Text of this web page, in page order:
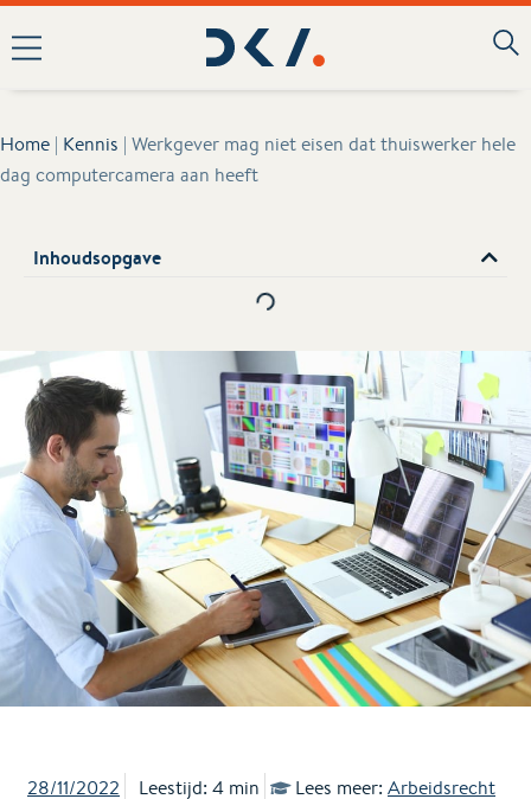
Home | Kennis | Werkgever mag niet eisen dat thuiswerker hele
dag computercamera aan heeft
Inhoudsopgave
28/11/2022 Leestijd: 4 min Lees meer: Arbeidsrecht